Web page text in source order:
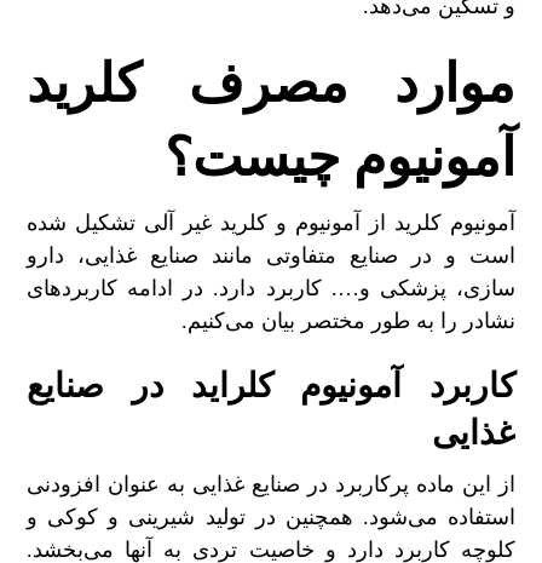
و تسکین می‌دهد.
موارد مصرف کلرید
آمونیوم چیست؟
آمونیوم کلرید از آمونیوم و کلرید غیر آلی تشکیل شده
است و در صنایع متفاوتی مانند صنایع غذایی، دارو
سازی، پزشکی و…. کاربرد دارد. در ادامه کاربردهای
نشادر را به طور مختصر بیان می‌کنیم.
کاربرد آمونیوم کلراید در صنایع
غذایی
از این ماده پرکاربرد در صنایع غذایی به عنوان افزودنی
استفاده می‌شود. همچنین در تولید شیرینی و کوکی و
کلوچه کاربرد دارد و خاصیت تردی به آنها می‌بخشد.